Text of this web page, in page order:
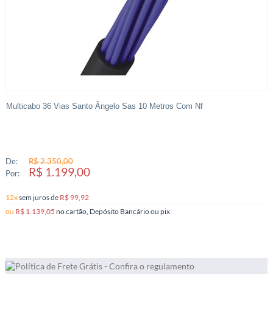
Multicabo 36 Vias Santo Ângelo Sas 10 Metros Com Nf
De:
R$ 2.350,00
Por:
R$ 1.199,00
12xsem jurosde R$ 99,92
ou R$ 1.139,05 no cartão, Depósito Bancário ou pix